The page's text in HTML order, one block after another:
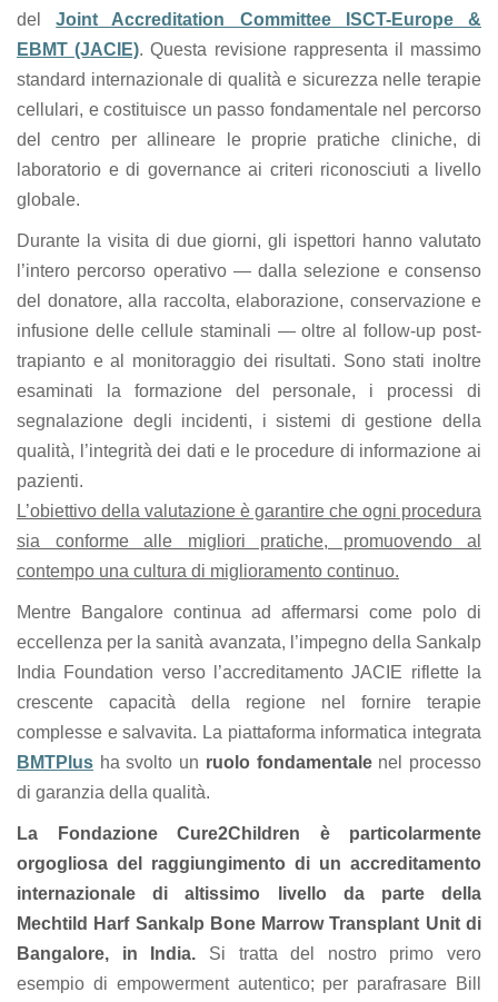
delJoint Accreditation Committee ISCT-Europe &
EBMT (JACIE). Questa revisione rappresenta il massimo
standard internazionale di qualità e sicurezza nelle terapie
cellulari, e costituisce un passo fondamentale nel percorso
del centro per allineare le proprie pratiche cliniche, di
laboratorio e di governance ai criteri riconosciuti a livello
globale.
Durante la visita di due giorni, gli ispettori hanno valutato
l’intero percorso operativo — dalla selezione e consenso
del donatore, alla raccolta, elaborazione, conservazione e
infusione delle cellule staminali — oltre al follow-up post-
trapianto e al monitoraggio dei risultati. Sono stati inoltre
esaminati la formazione del personale, i processi di
segnalazione degli incidenti, i sistemi di gestione della
qualità, l’integrità dei dati e le procedure di informazione ai
pazienti.
L’obiettivo della valutazione è garantire che ogni procedura
sia conforme alle migliori pratiche, promuovendo al
contempo una cultura di miglioramento continuo.
Mentre Bangalore continua ad affermarsi come polo di
eccellenza per la sanità avanzata, l’impegno della Sankalp
India Foundation verso l’accreditamento JACIE riflette la
crescente capacità della regione nel fornire terapie
complesse e salvavita. La piattaforma informatica integrata
BMTPlus ha svolto un ruolo fondamentalenel processo
di garanzia della qualità.
La Fondazione Cure2Children è particolarmente
orgogliosa del raggiungimento di un accreditamento
internazionale di altissimo livello da parte della
Mechtild Harf Sankalp Bone Marrow Transplant Unit di
Bangalore, in India. Si tratta del nostro primo vero
esempio di empowerment autentico; per parafrasare Bill